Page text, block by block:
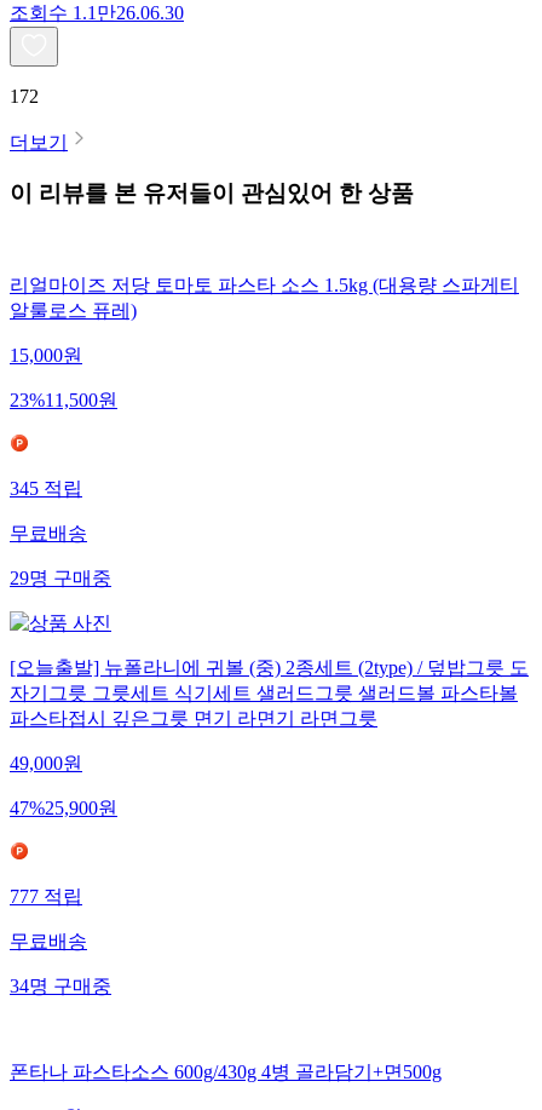
조회수 1.1만26.06.30
172
더보기
이 리뷰를 본 유저들이 관심있어 한 상품
리얼마이즈 저당 토마토 파스타 소스 1.5kg (대용량 스파게티
알룰로스 퓨레)
15,000원
23%11,500원
345 적립
무료배송
29명 구매중
[오늘출발] 뉴폴라니에 귀볼 (중) 2종세트 (2type) / 덮밥그릇 도
자기그릇 그릇세트 식기세트 샐러드그릇 샐러드볼 파스타볼
파스타접시 깊은그릇 면기 라면기 라면그릇
49,000원
47%25,900원
777 적립
무료배송
34명 구매중
폰타나 파스타소스 600g/430g 4병 골라담기+면500g